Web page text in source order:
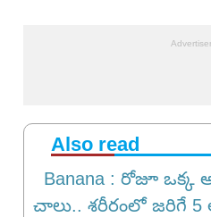
Also read
Banana : రోజూ ఒక్క
చాలు.. శరీరంలో జరిగే 5